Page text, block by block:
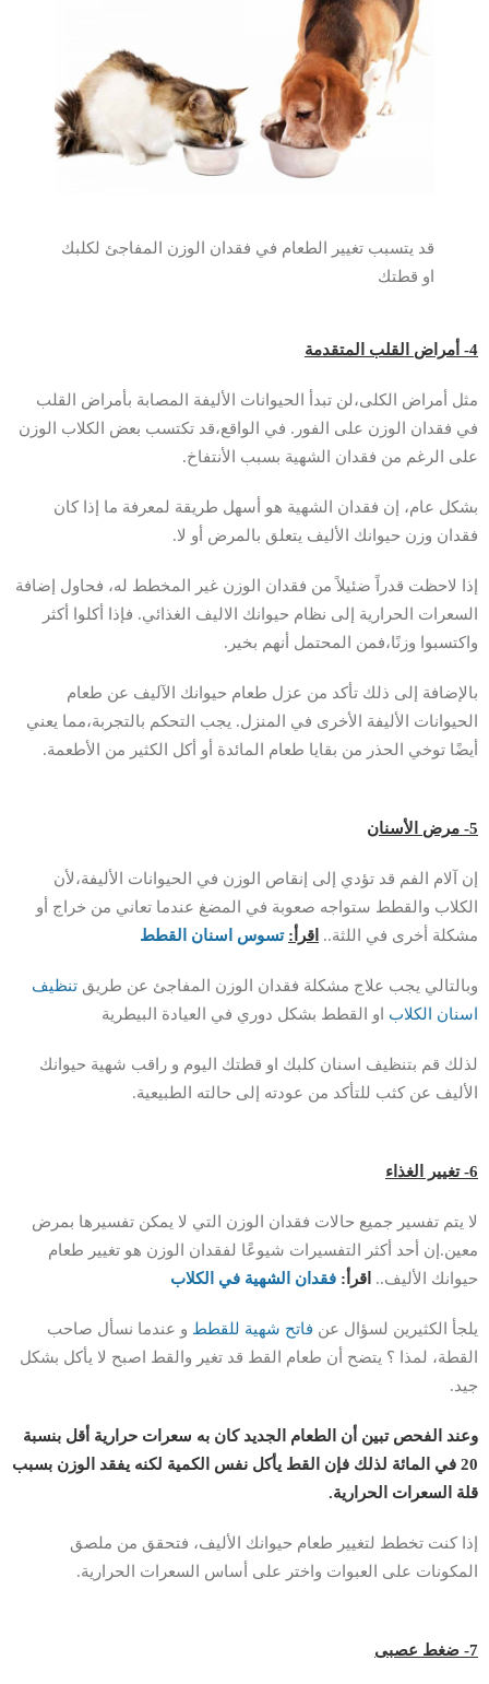
قد يتسبب تغيير الطعام في فقدان الوزن المفاجئ لكلبك
او قطتك
4- أمراض القلب المتقدمة
مثل أمراض الكلى،لن تبدأ الحيوانات الأليفة المصابة بأمراض القلب
في فقدان الوزن على الفور. في الواقع،قد تكتسب بعض الكلاب الوزن
على الرغم من فقدان الشهية بسبب الأنتفاخ.
بشكل عام، إن فقدان الشهية هو أسهل طريقة لمعرفة ما إذا كان
فقدان وزن حيوانك الأليف يتعلق بالمرض أو لا.
إذا لاحظت قدراً ضئيلاً من فقدان الوزن غير المخطط له، فحاول إضافة
السعرات الحرارية إلى نظام حيوانك الاليف الغذائي. فإذا أكلوا أكثر
واكتسبوا وزنًا،فمن المحتمل أنهم بخير.
بالإضافة إلى ذلك تأكد من عزل طعام حيوانك الآليف عن طعام
الحيوانات الأليفة الأخرى في المنزل. يجب التحكم بالتجربة،مما يعني
أيضًا توخي الحذر من بقايا طعام المائدة أو أكل الكثير من الأطعمة.
5- مرض الأسنان
إن آلام الفم قد تؤدي إلى إنقاص الوزن في الحيوانات الأليفة،لأن
الكلاب والقطط ستواجه صعوبة في المضغ عندما تعاني من خراج أو
مشكلة أخرى في اللثة.. اقرأ: تسوس اسنان القطط
وبالتالي يجب علاج مشكلة فقدان الوزن المفاجئ عن طريق تنظيف
اسنان الكلاب او القطط بشكل دوري في العيادة البيطرية
لذلك قم بتنظيف اسنان كلبك او قطتك اليوم و راقب شهية حيوانك
الأليف عن كثب للتأكد من عودته إلى حالته الطبيعية.
6- تغيير الغذاء
لا يتم تفسير جميع حالات فقدان الوزن التي لا يمكن تفسيرها بمرض
معين.إن أحد أكثر التفسيرات شيوعًا لفقدان الوزن هو تغيير طعام
حيوانك الأليف.. اقرأ: فقدان الشهية في الكلاب
يلجأ الكثيرين لسؤال عن فاتح شهية للقطط و عندما نسأل صاحب
القطة، لمذا ؟ يتضح أن طعام القط قد تغير والقط اصبح لا يأكل بشكل
جيد.
وعند الفحص تبين أن الطعام الجديد كان به سعرات حرارية أقل بنسبة
20 في المائة لذلك فإن القط يأكل نفس الكمية لكنه يفقد الوزن بسبب
قلة السعرات الحرارية.
إذا كنت تخطط لتغيير طعام حيوانك الأليف، فتحقق من ملصق
المكونات على العبوات واختر على أساس السعرات الحرارية.
7- ضغط عصبى